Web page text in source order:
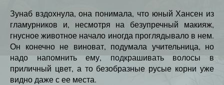
Зунаб вздохнула, она понимала, что юный Хансен из
гламурников и, несмотря на безупречный макияж,
гнусное животное начало иногда проглядывало в нем.
Он конечно не виноват, подумала учительница, но
надо напомнить ему, подкрашивать волосы в
приличный цвет, а то безобразные русые корни уже
видно даже с ее места.